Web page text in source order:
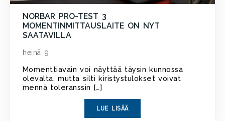
NORBAR PRO-TEST 3
MOMENTINMITTAUSLAITE ON NYT
SAATAVILLA
heinä 9
Momenttiavain voi näyttää täysin kunnossa
olevalta, mutta silti kiristystulokset voivat
mennä toleranssin […]
LUE LISÄÄ